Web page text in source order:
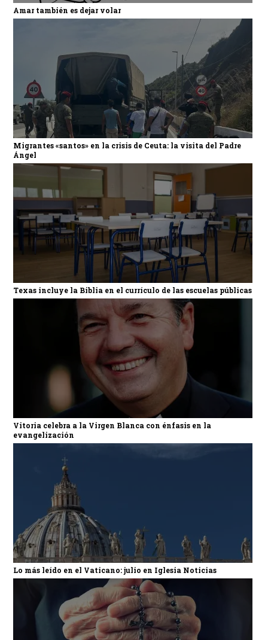
Amar también es dejar volar
Migrantes «santos» en la crisis de Ceuta: la visita del Padre
Ángel
Texas incluye la Biblia en el currículo de las escuelas públicas
Vitoria celebra a la Virgen Blanca con énfasis en la
evangelización
Lo más leído en el Vaticano: julio en Iglesia Noticias